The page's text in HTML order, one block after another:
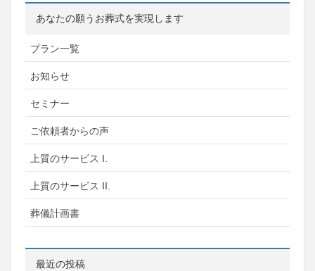
あなたの願うお葬式を実現します
プラン一覧
お知らせ
セミナー
ご依頼者からの声
上質のサービス I.
上質のサービス II.
葬儀計画書
最近の投稿